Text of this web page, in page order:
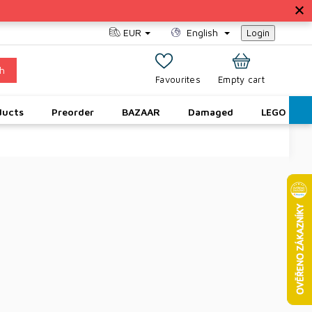
EUR English Login
SHOPPING
Empty cart
Preorder BAZAAR Damaged LEGO